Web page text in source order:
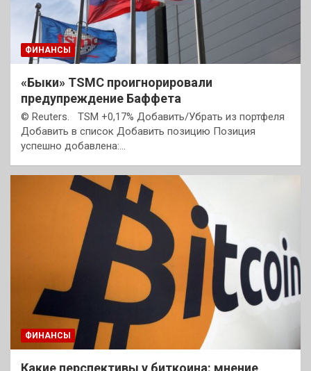
ФИНАНСЫ
«Быки» TSMC проигнорировали
предупреждение Баффета
© Reuters. TSM +0,17% Добавить/Убрать из портфеля
Добавить в список Добавить позицию Позиция
успешно добавлена:…
ФИНАНСЫ
Какие перспективы у биткоина: мнение